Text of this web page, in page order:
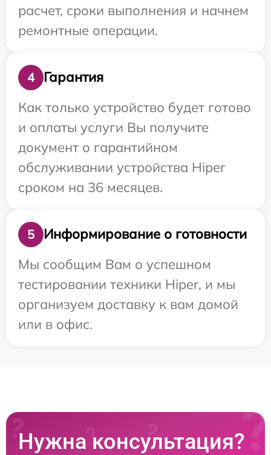
расчет, сроки выполнения и начнем
ремонтные операции.
4
Гарантия
Как только устройство будет готово
и оплаты услуги Вы получите
документ о гарантийном
обслуживании устройства Hiper
сроком на 36 месяцев.
5
Информирование о готовности
Мы сообщим Вам о успешном
тестировании техники Hiper, и мы
организуем доставку к вам домой
или в офис.
Нужна консультация?